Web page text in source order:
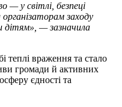
— у світлі, безпеці
заходу
дітям», — зазначила
теплі враження та стало
громади й активних
єдності та